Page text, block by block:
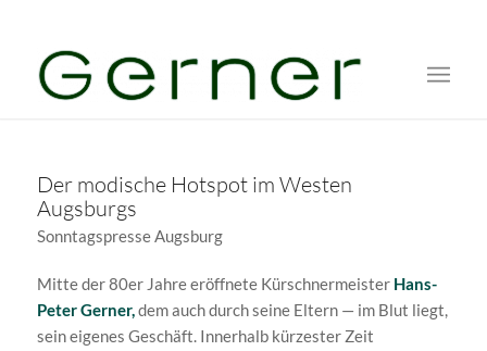
Der modische Hotspot im Westen
Augsburgs
Sonntagspresse Augsburg
Mitte der 80er Jahre eröffnete Kürschnermeister Hans-
Peter Gerner,dem auch durch seine Eltern — im Blut liegt,
sein eigenes Geschäft. Innerhalb kürzester Zeit